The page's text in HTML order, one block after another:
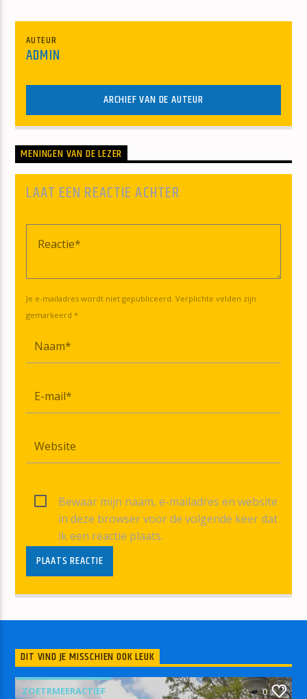
AUTEUR
ADMIN
ARCHIEF VAN DE AUTEUR
MENINGEN VAN DE LEZER
LAAT EEN REACTIE ACHTER
Je e-mailadres wordt niet gepubliceerd. Verplichte velden zijn
gemarkeerd *
Bewaar mijn naam, e-mailadres en website
in deze browser voor de volgende keer dat
ik een reactie plaats.
DIT VIND JE MISSCHIEN OOK LEUK
ZOETRMEERACTIEF 0